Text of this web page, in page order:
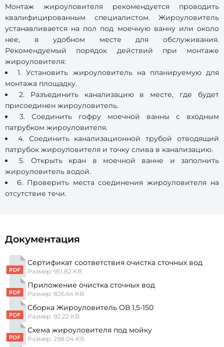
Монтаж жироуловителя рекомендуется проводить
квалифицированным специалистом. Жироуловитель
устанавливается на пол под моечную ванну или около
нее, в удобном месте для обслуживания.
Рекомендуемый порядок действий при монтаже
жироуловителя:
1. Установить жироуловитель на планируемую для
монтажа площадку.
2. Разъединить канализацию в месте, где будет
присоединен жироуловитель.
3. Соединить гофру моечной ванны с входным
патрубком жироуловителя.
4. Соединить канализационной трубой отводящий
патрубок жироуловителя и точку слива в канализацию.
5. Открыть кран в моечной ванне и заполнить
жироуловитель водой.
6. Проверить места соединения жироуловителя на
отсутствие течи.
Документация
Сертификат соответствия очистка сточных вод
Размер: 951.82 KB
Приложение очистка сточных вод
Размер: 826.64 KB
Сборка Жироуловитель ОВ 1,5-150
Размер: 92.22 KB
Схема жироуловителя под мойку
Размер: 298.04 KB